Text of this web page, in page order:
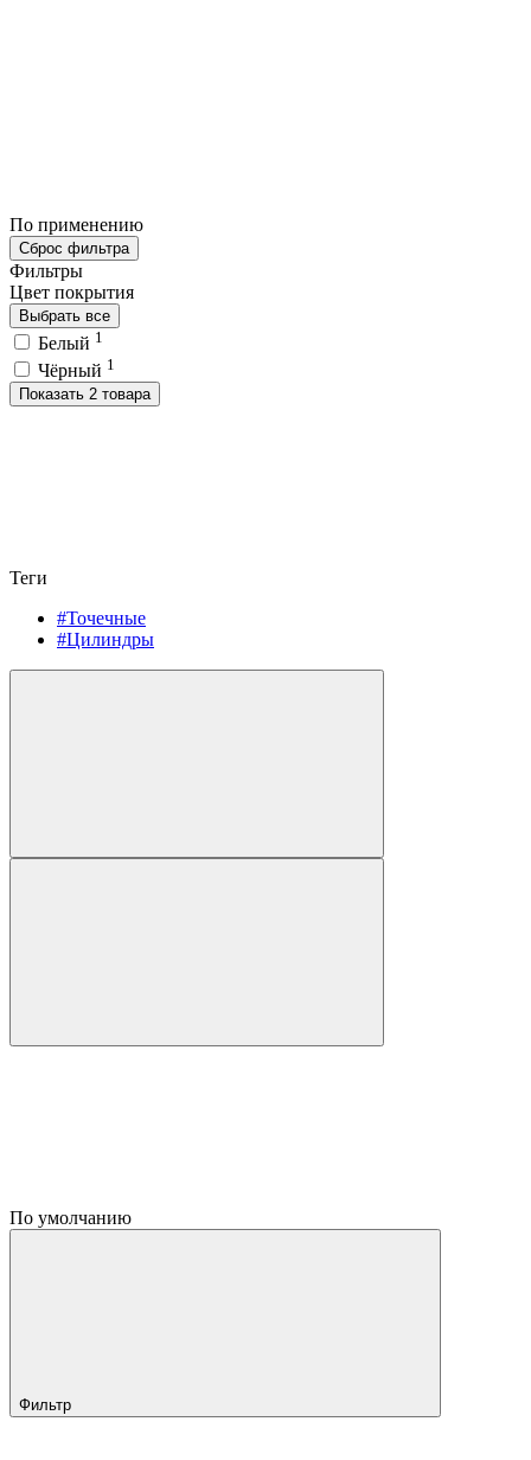
По применению
Сброс фильтра
Фильтры
Цвет покрытия
Выбрать все
Белый 1
Чёрный 1
Показать 2 товара
Теги
#Точечные
#Цилиндры
По умолчанию
Фильтр